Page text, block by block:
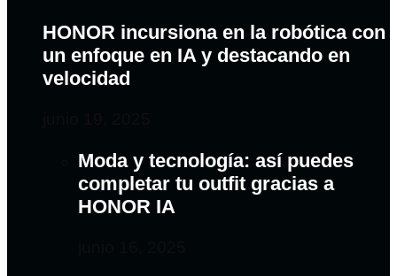
HONOR incursiona en la robótica con
un enfoque en IA y destacando en
velocidad
Moda y tecnología: así puedes
completar tu outfit gracias a
HONOR IA